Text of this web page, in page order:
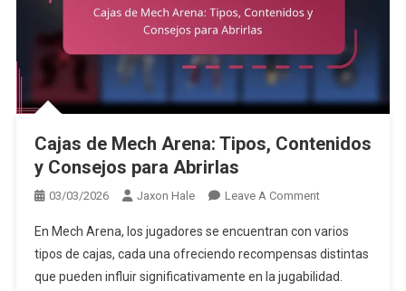
Cajas de Mech Arena: Tipos, Contenidos
y Consejos para Abrirlas
03/03/2026 Jaxon Hale Leave A CommentOn
De
Mech
Arena:
En Mech Arena, los jugadores se encuentran con varios
tipos de cajas, cada una ofreciendo recompensas distintas
que pueden influir significativamente en la jugabilidad.